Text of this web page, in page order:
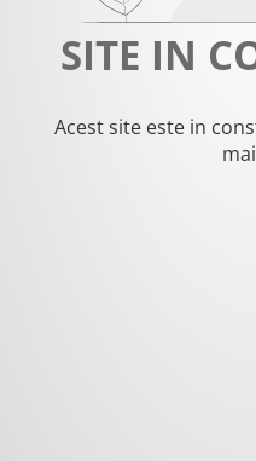
SITE IN
Acest site este in